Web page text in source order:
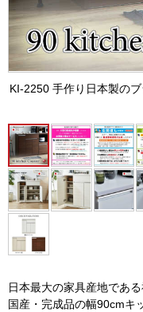
KI-2250 手作り日本製の
日本最大の家具産地であ
国産・完成品の幅90cmキ